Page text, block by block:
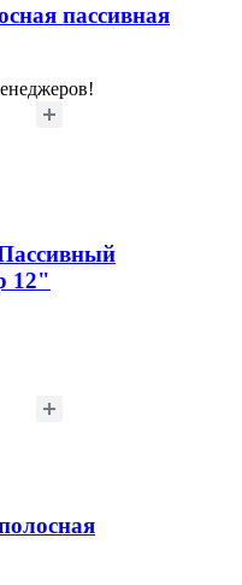
пассивная
12"